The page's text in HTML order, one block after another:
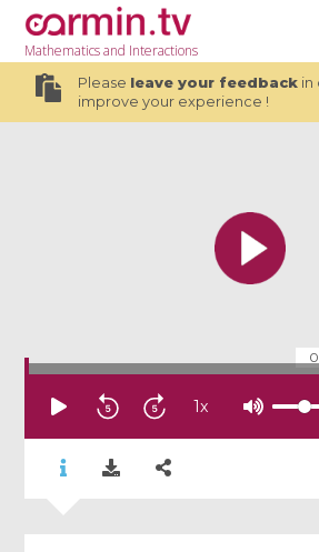
Mathematicsand Interactions
Please leave your feedbackin
improve your experience !
1x